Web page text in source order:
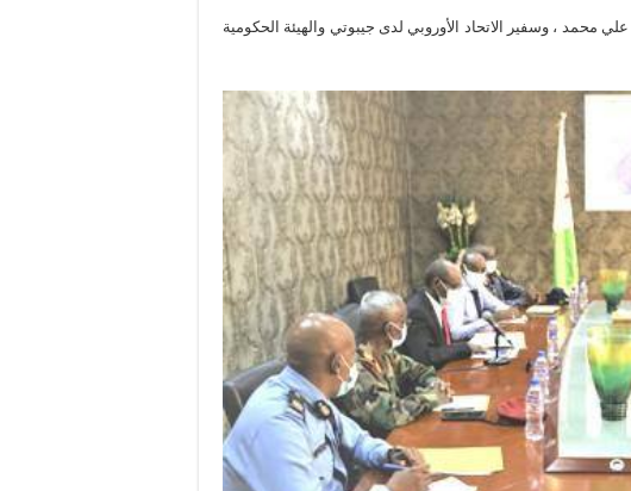
محمد ، وسفير الاتحاد الأوروبي لدى جيبوتي والهيئة الحكومية